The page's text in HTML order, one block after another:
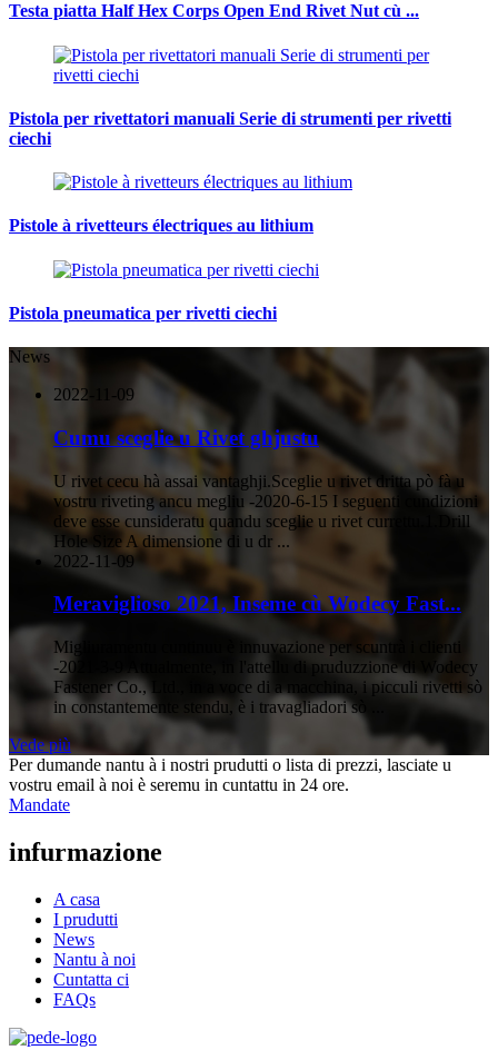
Testa piatta Half Hex Corps Open End Rivet Nut cù ...
Pistola per rivettatori manuali Serie di strumenti per rivetti
ciechi
Pistole à rivetteurs électriques au lithium
Pistola pneumatica per rivetti ciechi
News
2022-11-09
Cumu sceglie u Rivet ghjustu
U rivet cecu hà assai vantaghji.Sceglie u rivet dritta pò fà u
vostru riveting ancu megliu -2020-6-15 I seguenti cundizioni
deve esse cunsideratu quandu sceglie u rivet currettu.1.Drill
Hole Size A dimensione di u dr ...
2022-11-09
Meraviglioso 2021, Inseme cù Wodecy Fast...
Migliuramentu cuntinuu è innuvazione per scuntrà i clienti
-2021-3-9 Attualmente, in l'attellu di pruduzzione di Wodecy
Fastener Co., Ltd., in a voce di a macchina, i picculi rivetti sò
in constantemente stendu, è i travagliadori sò ...
Vede più
Per dumande nantu à i nostri prudutti o lista di prezzi, lasciate u
vostru email à noi è seremu in cuntattu in 24 ore.
Mandate
infurmazione
A casa
I prudutti
News
Nantu à noi
Cuntatta ci
FAQs